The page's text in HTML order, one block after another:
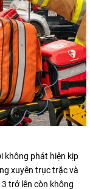
không phát hiện kịp
xuyên trục trặc và
trở lên còn không